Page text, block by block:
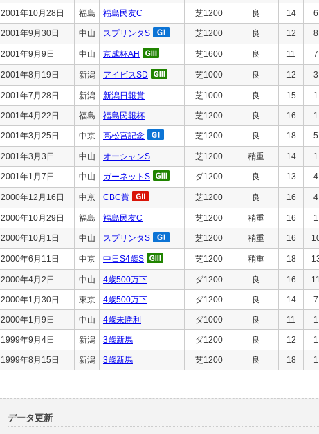
2001年10月28日 福島 福島民友C 芝1200 良 14 6
2001年9月30日 中山 スプリンタS 芝1200 良 12 8
2001年9月9日 中山 京成杯AH 芝1600 良 11 7
2001年8月19日 新潟 アイビスSD 芝1000 良 12 3
2001年7月28日 新潟 新潟日報賞 芝1000 良 15 1
2001年4月22日 福島 福島民報杯 芝1200 良 16 1
2001年3月25日 中京 高松宮記念 芝1200 良 18 5
2001年3月3日 中山 オーシャンS 芝1200 稍重 14 1
2001年1月7日 中山 ガーネットS ダ1200 良 13 4
2000年12月16日 中京 CBC賞 芝1200 良 16 4
2000年10月29日 福島 福島民友C 芝1200 稍重 16 1
2000年10月1日 中山 スプリンタS 芝1200 稍重 16
2000年6月11日 中京 中日S4歳S 芝1200 稍重 18
2000年4月2日 中山 4歳500万下 ダ1200 良 16 11
2000年1月30日 東京 4歳500万下 ダ1200 良 14 7
2000年1月9日 中山 4歳未勝利 ダ1000 良 11 1
1999年9月4日 新潟 3歳新馬 ダ1200 良 12 1
1999年8月15日 新潟 3歳新馬 芝1200 良 18 1
データ更新